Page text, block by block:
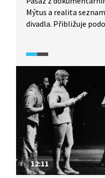
Mýtus a realita
divadla. Přibližuje
v minulém režimu
z českého repertoáru,
12:11